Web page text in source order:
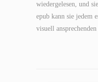
wiedergelesen, und
epub kann sie jedem
visuell